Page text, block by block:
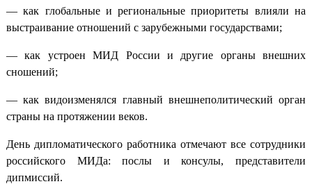
— как глобальные и региональные приоритеты влияли на
выстраивание отношений с зарубежными государствами;
— как устроен МИД России и другие органы внешних
сношений;
— как видоизменялся главный внешнеполитический орган
страны на протяжении веков.
День дипломатического работника отмечают все сотрудники
российского МИДа: послы и консулы, представители
дипмиссий.